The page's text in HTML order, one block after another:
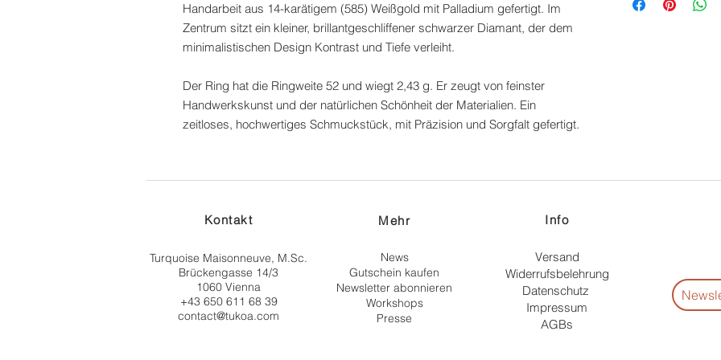
Handarbeit aus 14-karätigem (585) Weißgold mit Palladium gefertigt. Im
Zentrum sitzt ein kleiner, brillantgeschliffener schwarzer Diamant, der dem
minimalistischen Design Kontrast und Tiefe verleiht.
Der Ring hat die Ringweite 52 und wiegt 2,43 g. Er zeugt von feinster
Handwerkskunst und der natürlichen Schönheit der Materialien. Ein
zeitloses, hochwertiges Schmuckstück, mit Präzision und Sorgfalt gefertigt.
Andere Länder in
Schmuckstücke.
Kontakt
Turquoise Maisonneuve, M.Sc.
Brückengasse 14/3
1060 Vienna
+43 650 611 68 39
contact@tukoa.com
Mehr
News
Gutschein kaufen
Newsletter abonnieren
Workshops
Presse
Info
Versand
Widerrufsbelehrung
Datenschutz
Impressum
AGBs